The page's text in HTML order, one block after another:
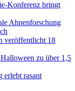
Konferenz bringt
Ahnenforschung
veröffentlicht 18
zu über 1,5
erlebt rasant